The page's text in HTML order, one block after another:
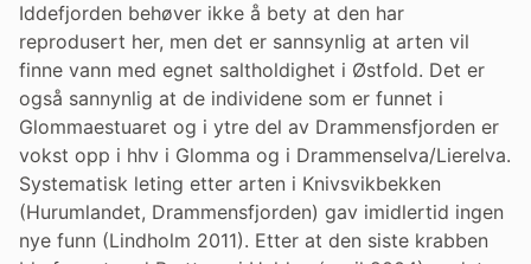
Iddefjorden behøver ikke å bety at den har
reprodusert her, men det er sannsynlig at arten vil
finne vann med egnet saltholdighet i Østfold. Det er
også sannynlig at de individene som er funnet i
Glommaestuaret og i ytre del av Drammensfjorden er
vokst opp i hhv i Glomma og i Drammenselva/Lierelva.
Systematisk leting etter arten i Knivsvikbekken
(Hurumlandet, Drammensfjorden) gav imidlertid ingen
nye funn (Lindholm 2011). Etter at den siste krabben